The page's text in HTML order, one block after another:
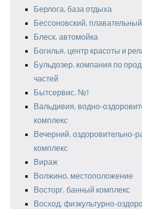
Берлога, база отдыха
Бессоновский,
Блеск, автомойка
Богилья, центр красоты и
Бульдозер, компания по
частей
Бытсервис, №1
Вальдивия, водно-
комплекс
Вечерний, оздоровительно-
комплекс
Вираж
Волжино, местоположение
Восторг, банный комплекс
Восход, физкультурно-